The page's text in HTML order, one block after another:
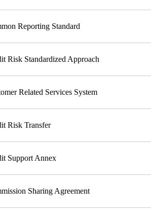
Reporting Standard
Risk Standardized Approach
Related Services System
Risk Transfer
Support Annex
Sharing Agreement